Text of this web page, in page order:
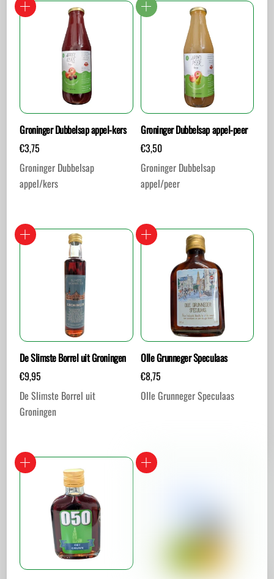
Groninger Dubbelsap appel-kers
€3,75
Groninger Dubbelsap
appel/kers
Groninger Dubbelsap appel-peer
€3,50
Groninger Dubbelsap
appel/peer
De Slimste Borrel uit Groningen
€9,95
De Slimste Borrel uit
Groningen
Olle Grunneger Speculaas
€8,75
Olle Grunneger Speculaas